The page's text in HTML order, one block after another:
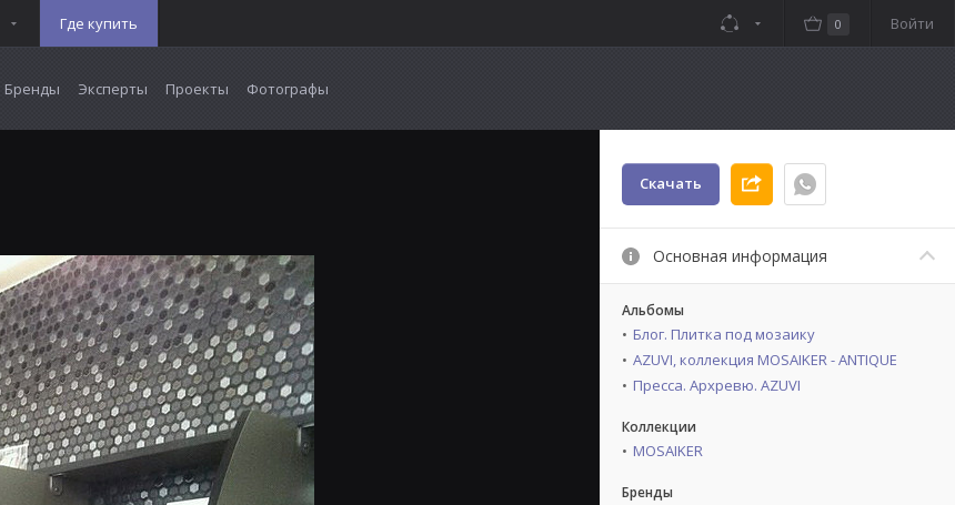
Где купить Войти
0
Бренды Эксперты Проекты Фотографы
Скачать
Основная информация
Альбомы
Блог. Плитка под мозаику
AZUVI, коллекция MOSAIKER - ANTIQUE
Пресса. Архревю. AZUVI
Коллекции
MOSAIKER
Бренды